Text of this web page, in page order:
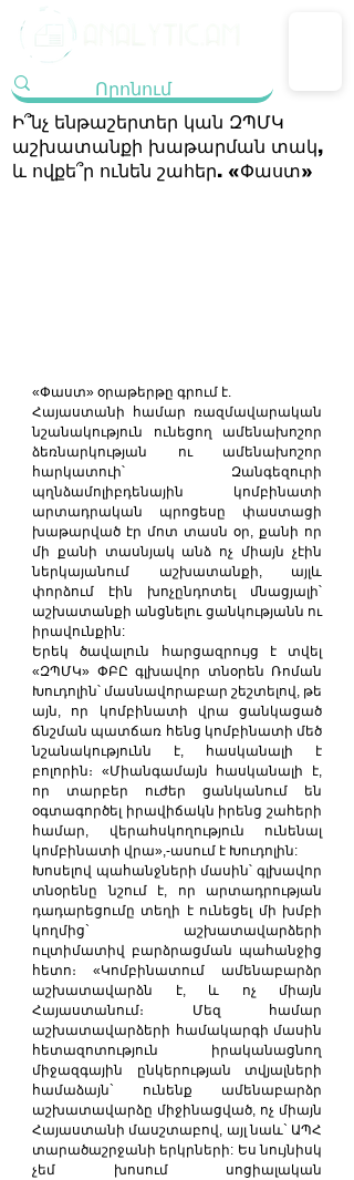
Ի՞նչ ենթաշերտեր կան ԶՊՄԿ
աշխատանքի խաթարման տակ,
և ովքե՞ր ունեն շահեր. «Փաստ»
«Փաստ» օրաթերթը գրում է.
Հայաստանի համար ռազմավարական
նշանակություն ունեցող ամենախոշոր
ձեռնարկության ու ամենախոշոր
հարկատուի՝ Զանգեզուրի
պղնձամոլիբդենային կոմբինատի
արտադրական պրոցեսը փաստացի
խաթարված էր մոտ տասն օր, քանի որ
մի քանի տասնյակ անձ ոչ միայն չէին
ներկայանում աշխատանքի, այլև
փորձում էին խոչընդոտել մնացյալի՝
աշխատանքի անցնելու ցանկությանն ու
իրավունքին:
Երեկ ծավալուն հարցազրույց է տվել
«ԶՊՄԿ» ՓԲԸ գլխավոր տնօրեն Ռոման
Խուդոլին՝ մասնավորաբար շեշտելով, թե
այն, որ կոմբինատի վրա ցանկացած
ճնշման պատճառ հենց կոմբինատի մեծ
նշանակությունն է, հասկանալի է
բոլորին։ «Միանգամայն հասկանալի է,
որ տարբեր ուժեր ցանկանում են
օգտագործել իրավիճակն իրենց շահերի
համար, վերահսկողություն ունենալ
կոմբինատի վրա»,-ասում է Խուդոլին:
Խոսելով պահանջների մասին՝ գլխավոր
տնօրենը նշում է, որ արտադրության
դադարեցումը տեղի է ունեցել մի խմբի
կողմից` աշխատավարձերի
ուլտիմատիվ բարձրացման պահանջից
հետո։ «Կոմբինատում ամենաբարձր
աշխատավարձն է, և ոչ միայն
Հայաստանում։ Մեզ համար
աշխատավարձերի համակարգի մասին
հետազոտություն իրականացնող
միջազգային ընկերության տվյալների
համաձայն` ունենք ամենաբարձր
աշխատավարձը միջինացված, ոչ միայն
Հայաստանի մասշտաբով, այլ նաև` ԱՊՀ
տարածաշրջանի երկրների: Ես նույնիսկ
չեմ խոսում սոցիալական